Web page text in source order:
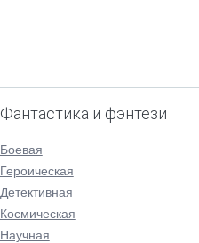
Фантастика и фэнтези
Боевая
Героическая
Детективная
Космическая
Научная